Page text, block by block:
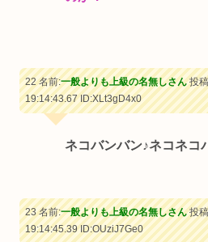
22 名前:一般よりも上級の名無しさん投
19:14:43.67ID:XLt3gD4x0
ネコバンバン♪ネコネコ
23 名前:一般よりも上級の名無しさん投
19:14:45.39ID:OUziJ7Ge0